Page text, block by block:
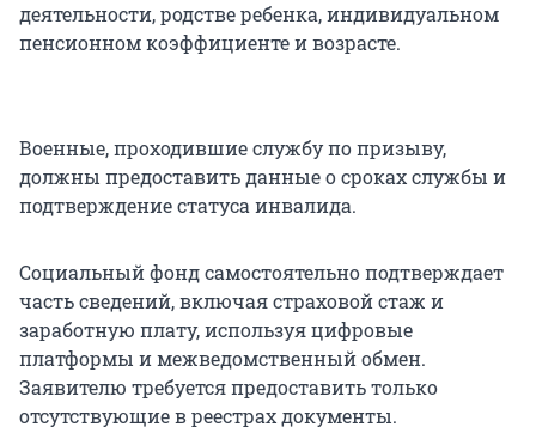
деятельности, родстве ребенка, индивидуальном
пенсионном коэффициенте и возрасте.
Военные, проходившие службу по призыву,
должны предоставить данные о сроках службы и
подтверждение статуса инвалида.
Социальный фонд самостоятельно подтверждает
часть сведений, включая страховой стаж и
заработную плату, используя цифровые
платформы и межведомственный обмен.
Заявителю требуется предоставить только
отсутствующие в реестрах документы.